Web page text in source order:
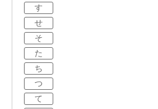
す
せ
そ
た
ち
つ
て